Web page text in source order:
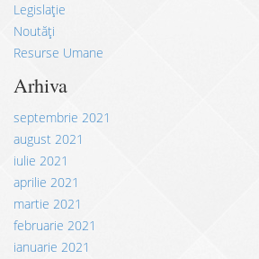
Legislație
Noutăți
Resurse Umane
Arhiva
septembrie 2021
august 2021
iulie 2021
aprilie 2021
martie 2021
februarie 2021
ianuarie 2021